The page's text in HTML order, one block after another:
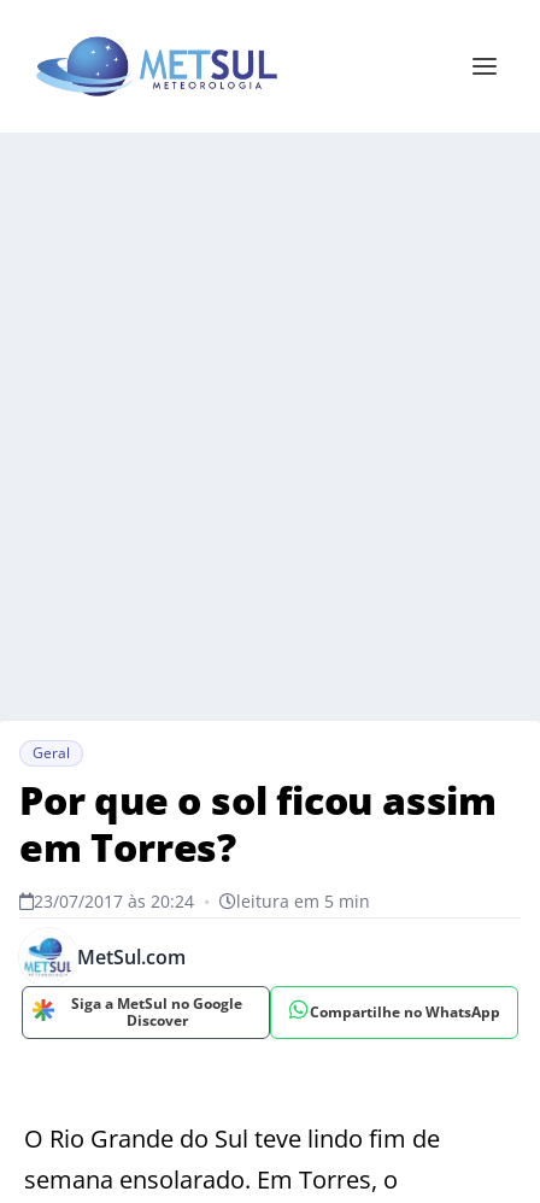
Geral
Por que o sol ficou assim
em Torres?
23/07/2017 às 20:24 • leitura em 5 min
MetSul.com
Siga a MetSul no Google
Discover
Compartilhe no WhatsApp
O Rio Grande do Sul teve lindo fim de
semana ensolarado. Em Torres, o